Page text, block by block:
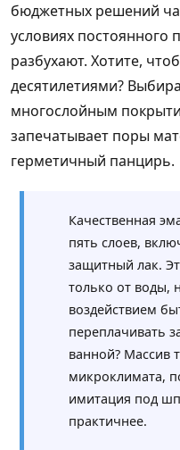
бюджетных решений
условиях постоянного
разбухают. Хотите,
десятилетиями?
многослойным
запечатывает поры
герметичный панцирь.
Качественная
пять слоев,
защитный лак.
только от воды,
воздействием
переплачивать
ванной? Массив
микроклимата,
имитация под
практичнее.